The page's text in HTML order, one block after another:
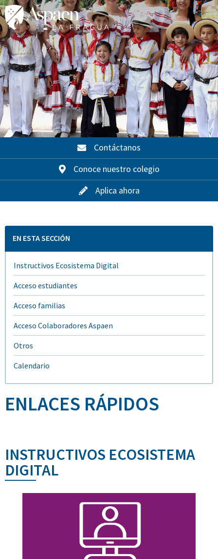
Contáctanos
Conoce nuestro colegio
Aplica ahora
EN ESTA SECCIÓN
Instructivos Ecosistema Digital
Acceso estudiantes
Acceso familias
Acceso Colaboradores Aspaen
Otros
Calendario
ENLACES RÁPIDOS
INSTRUCTIVOS ECOSISTEMA
DIGITAL
Ingresar